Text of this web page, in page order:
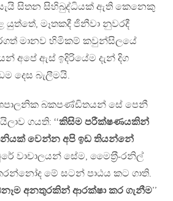
යැයි සිතන සිහිබුද්ධියක් ඇති කෙනෙකු
මෑතකදී ජිනීවා නුවරදී
මානව හිමිකම් කවුන්සිලයේ
අපේ ඇස් ඉදිරියේම දැන් දිග
දෙස බැලීමයි.
බකපණ්ඩිතයන් සේ පෙනී
ගයති: ‘‘කිසිම පරීක්ෂණයකින්
වෙන්න අපි ඉඩ තියන්නේ
වාචාලයන් සේම, මෛත‍්‍රී-රනිල්
මේ සටන් පාඨය කට ගාති.
අනතුරකින් ආරක්ෂා කර ගැනීම’’